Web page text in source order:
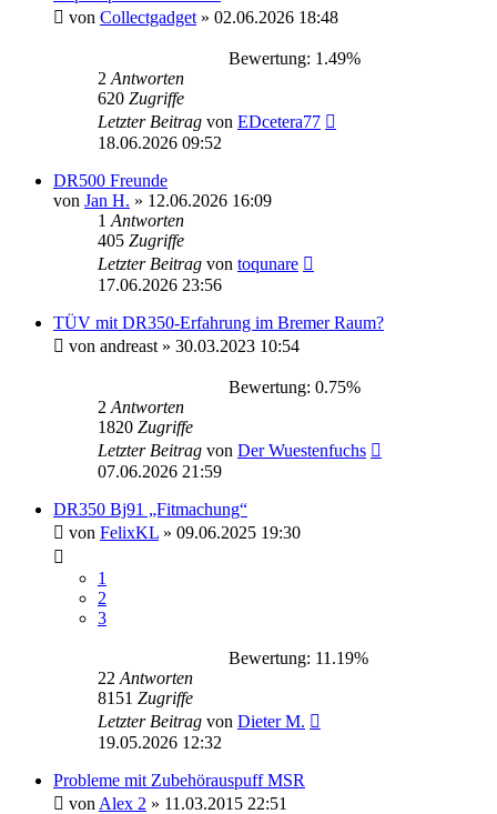
von Collectgadget » 02.06.2026 18:48
Bewertung: 1.49%
2 Antworten
620 Zugriffe
Letzter Beitrag von EDcetera77
18.06.2026 09:52
DR500 Freunde
von Jan H. » 12.06.2026 16:09
1 Antworten
405 Zugriffe
Letzter Beitrag von toqunare
17.06.2026 23:56
TÜV mit DR350-Erfahrung im Bremer Raum?
von andreast » 30.03.2023 10:54
Bewertung: 0.75%
2 Antworten
1820 Zugriffe
Letzter Beitrag von Der Wuestenfuchs
07.06.2026 21:59
DR350 Bj91 „Fitmachung“
von FelixKL » 09.06.2025 19:30
1
2
3
Bewertung: 11.19%
22 Antworten
8151 Zugriffe
Letzter Beitrag von Dieter M.
19.05.2026 12:32
Probleme mit Zubehörauspuff MSR
von Alex 2 » 11.03.2015 22:51